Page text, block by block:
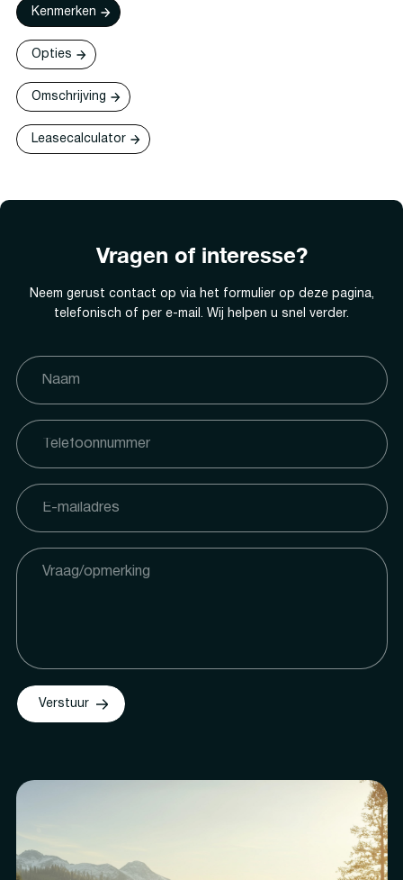
Kenmerken
Opties
Omschrijving
Leasecalculator
Vragen of interesse?
Neem gerust contact op via het formulier op deze pagina,
telefonisch of per e-mail. Wij helpen u snel verder.
Verstuur